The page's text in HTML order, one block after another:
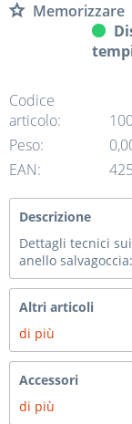
Memorizzare
Codice
articolo:
Peso:
EAN:
Descrizione
Dettagli tecnici
anello
Altri articoli
di più
Accessori
di più